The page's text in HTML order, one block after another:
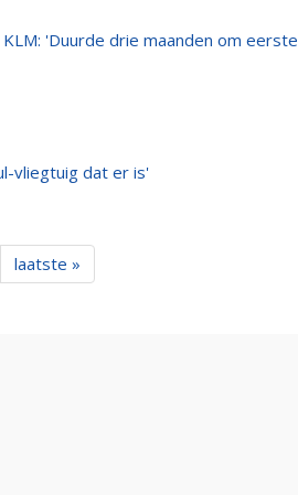
'Duurde drie maanden om eerste
vliegtuig dat er is'
laatste »